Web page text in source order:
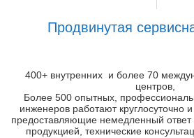
Продвинутая
400+ внутренних и более 70
центров,
Более 500 опытных,
инженеров работают круглосуточно
предоставляющие немедленный ответ
продукцией, технические